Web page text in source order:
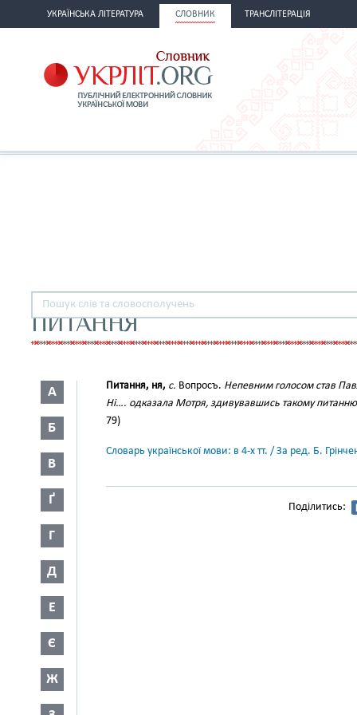
УКРАЇНСЬКА ЛІТЕРАТУРА СЛОВНИК ТРАНСЛІТЕРАЦІЯ
ПИТАННЯ
А
Б
В
Ґ
Г
Д
Е
Є
Ж
Питання, ня, с. Вопросъ. Непевним голосом став
Ні…. одказала Мотря, здивувавшись такому
79)
Словарь української мови: в 4-х тт. / За ред. Б.
Поділитись: